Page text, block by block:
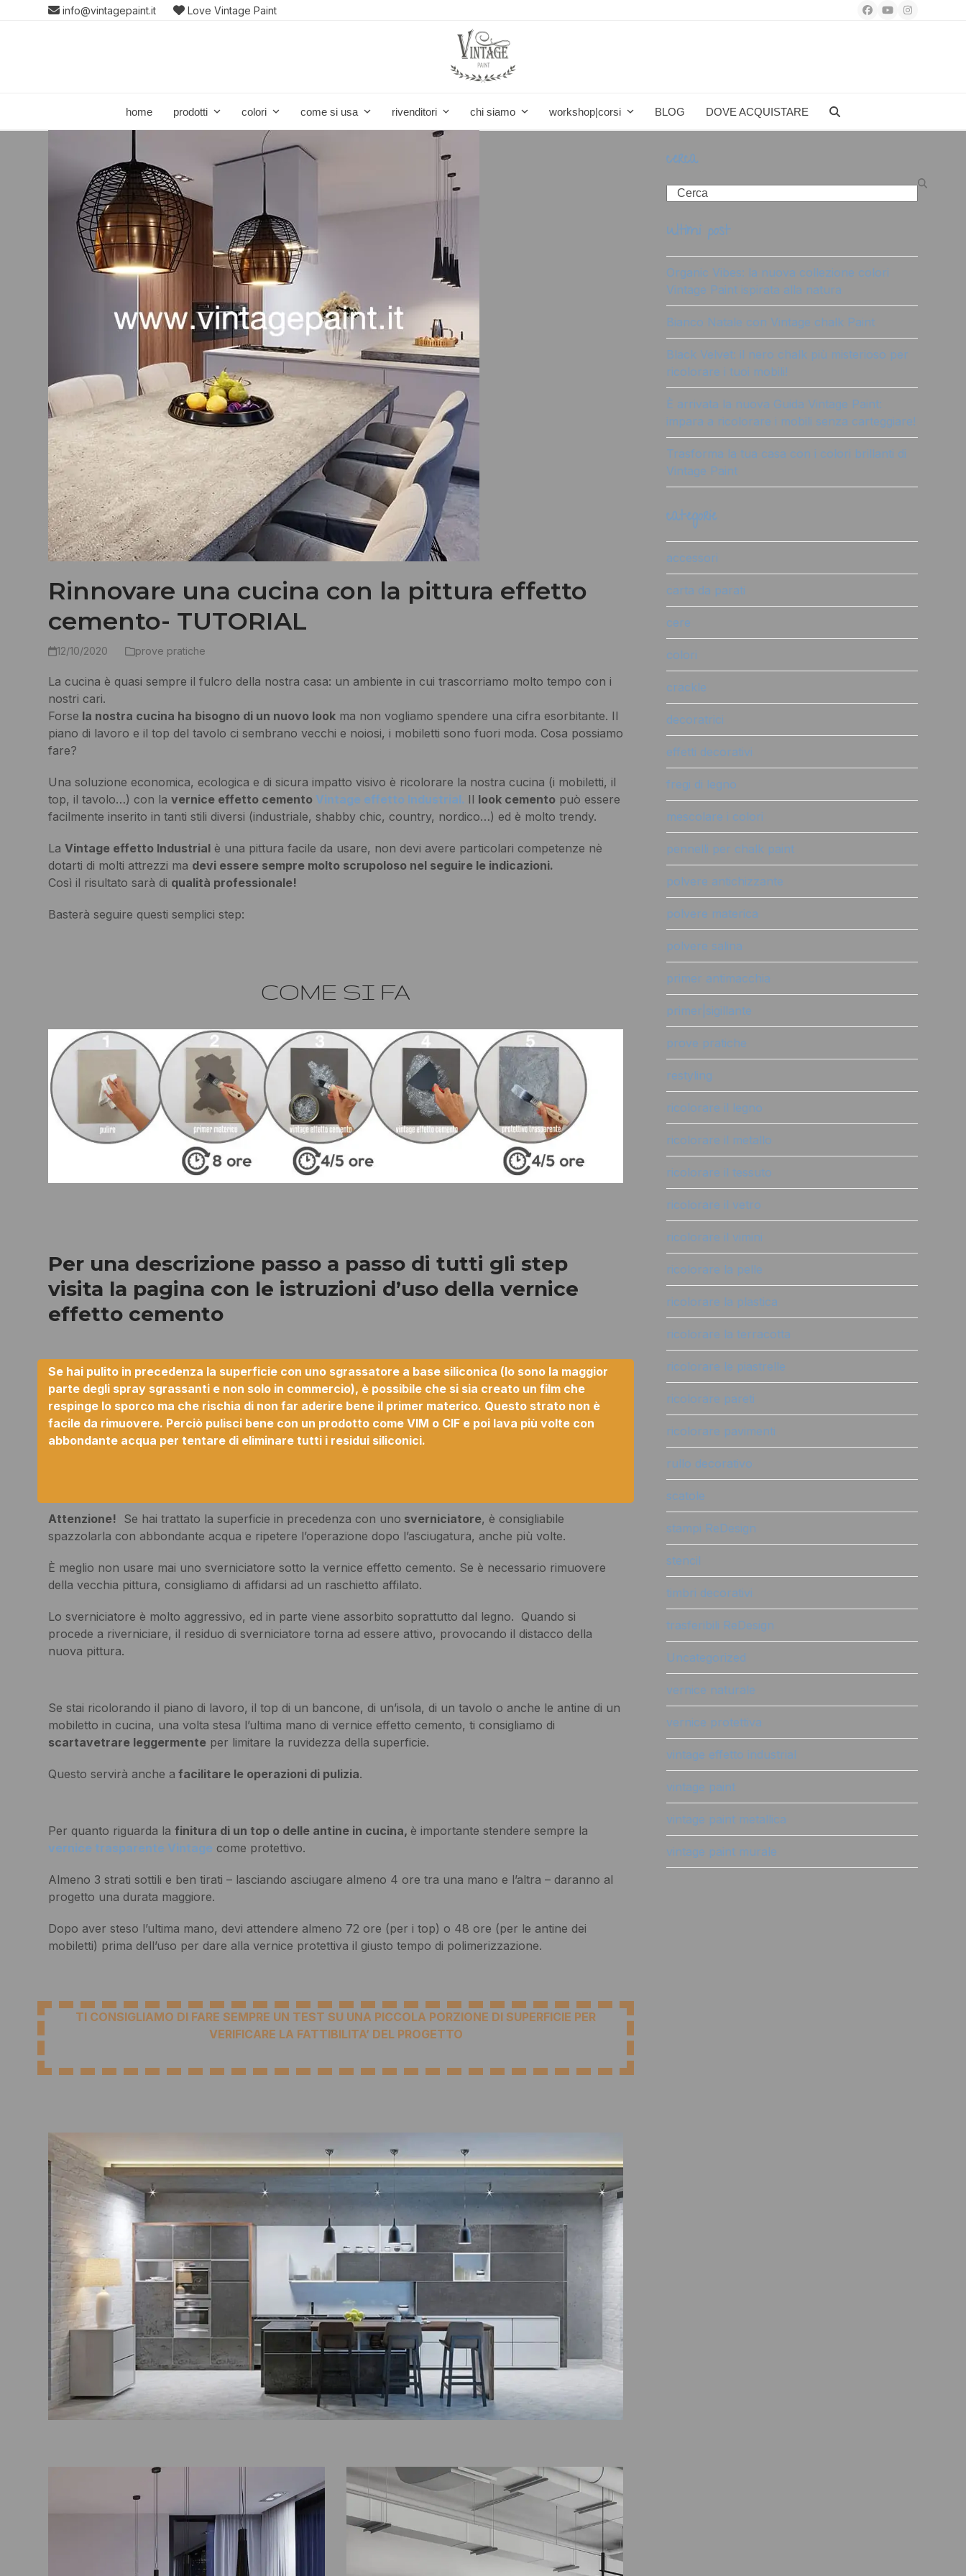
info@vintagepaint.it Love Vintage Paint Facebook
YouTubeInstagram
home prodotti colori come si usa rivenditori chi siamo workshop|corsi BLOG DOVE ACQUISTARE
Rinnovare una cucina con la pittura effetto
cemento- TUTORIAL
12/10/2020 prove pratiche
La cucina è quasi sempre il fulcro della nostra casa: un ambiente in cui trascorriamo molto tempo con i
nostri cari.
Forse la nostra cucina ha bisogno di un nuovo look ma non vogliamo spendere una cifra esorbitante. Il
piano di lavoro e il top del tavolo ci sembrano vecchi e noiosi, i mobiletti sono fuori moda. Cosa possiamo
fare?
Una soluzione economica, ecologica e di sicura impatto visivo è ricolorare la nostra cucina (i mobiletti, il
top, il tavolo…) con lavernice effetto cemento Vintage effetto Industrial. Il look cemento può essere
facilmente inserito in tanti stili diversi (industriale, shabby chic, country, nordico…) ed è molto trendy.
LaVintage effetto Industrial è una pittura facile da usare, non devi avere particolari competenze nè
dotarti di molti attrezzi ma devi essere sempre molto scrupoloso nel seguire le indicazioni.
Così il risultato sarà di qualità professionale!
Basterà seguire questi semplici step:
COME SI FA
Per una descrizione passo a passo di tutti gli step
visita la pagina con le istruzioni d’uso della vernice
effetto cemento
Se hai pulito in precedenza la superficie con uno sgrassatore a base siliconica (lo sono la maggior
parte degli spray sgrassanti e non solo in commercio), è possibile che si sia creato un film che
respinge lo sporco ma che rischia di non far aderire bene il primer materico. Questo strato non è
facile da rimuovere. Perciò pulisci bene con un prodotto come VIM o CIF e poi lava più volte con
abbondante acqua per tentare di eliminare tutti i residui siliconici.
Attenzione! Se hai trattato la superficie in precedenza con uno sverniciatore, è consigliabile
spazzolarla con abbondante acqua e ripetere l’operazione dopo l’asciugatura, anche più volte.
È meglio non usare mai uno sverniciatore sotto la vernice effetto cemento. Se è necessario rimuovere
della vecchia pittura, consigliamo di affidarsi ad un raschietto affilato.
Lo sverniciatore è molto aggressivo, ed in parte viene assorbito soprattutto dal legno. Quando si
procede a riverniciare, il residuo di sverniciatore torna ad essere attivo, provocando il distacco della
nuova pittura.
Se stai ricolorando il piano di lavoro, il top di un bancone, di un’isola, di un tavolo o anche le antine di un
mobiletto in cucina, una volta stesa l’ultima mano di vernice effetto cemento, ti consigliamo di
scartavetrare leggermente per limitare la ruvidezza della superficie.
Questo servirà anche a facilitare le operazioni di pulizia.
Per quanto riguarda lafinitura di un top o delle antine in cucina,è importante stendere sempre la
vernice trasparente Vintage come protettivo.
Almeno 3 strati sottili e ben tirati – lasciando asciugare almeno 4 ore tra una mano e l’altra – daranno al
progetto una durata maggiore.
Dopo aver steso l’ultima mano, devi attendere almeno 72 ore (per i top) o 48 ore (per le antine dei
mobiletti) prima dell’uso per dare alla vernice protettiva il giusto tempo di polimerizzazione.
TI CONSIGLIAMO DI FARE SEMPRE UN TEST SU UNA PICCOLA PORZIONE DI SUPERFICIE PER
VERIFICARE LA FATTIBILITA’ DEL PROGETTO
cerca
Search
ultimi post
Organic Vibes: la nuova collezione colori
Vintage Paint ispirata alla natura
Bianco Natale con Vintage chalk Paint
Black Velvet: il nero chalk più misterioso per
ricolorare i tuoi mobili!
È arrivata la nuova Guida Vintage Paint:
impara a ricolorare i mobili senza carteggiare!
Trasforma la tua casa con i colori brillanti di
Vintage Paint
categorie
accessori
carta da parati
cere
colori
crackle
decoratrici
effetti decorativi
fregi di legno
mescolare i colori
pennelli per chalk paint
polvere antichizzante
polvere materica
polvere salina
primer antimacchia
primer|sigillante
prove pratiche
restyling
ricolorare il legno
ricolorare il metallo
ricolorare il tessuto
ricolorare il vetro
ricolorare il vimini
ricolorare la pelle
ricolorare la plastica
ricolorare la terracotta
ricolorare le piastrelle
ricolorare pareti
ricolorare pavimenti
rullo decorativo
scatole
stampi ReDesign
stencil
timbri decorativi
trasferibili ReDesign
Uncategorized
vernice naturale
vernice protettiva
vintage effetto industrial
vintage paint
vintage paint metallica
vintage paint murale